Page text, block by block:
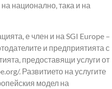
национално, така и на
е член и на SGI Europe –
и предприятията с
предоставящи услуги от
. Развитието на услугите
модел на